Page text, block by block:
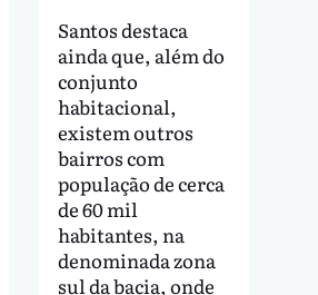
Santos destaca
ainda que, além do
conjunto
habitacional,
existem outros
bairros com
população de cerca
de 60 mil
habitantes, na
denominada zona
sul da bacia, onde